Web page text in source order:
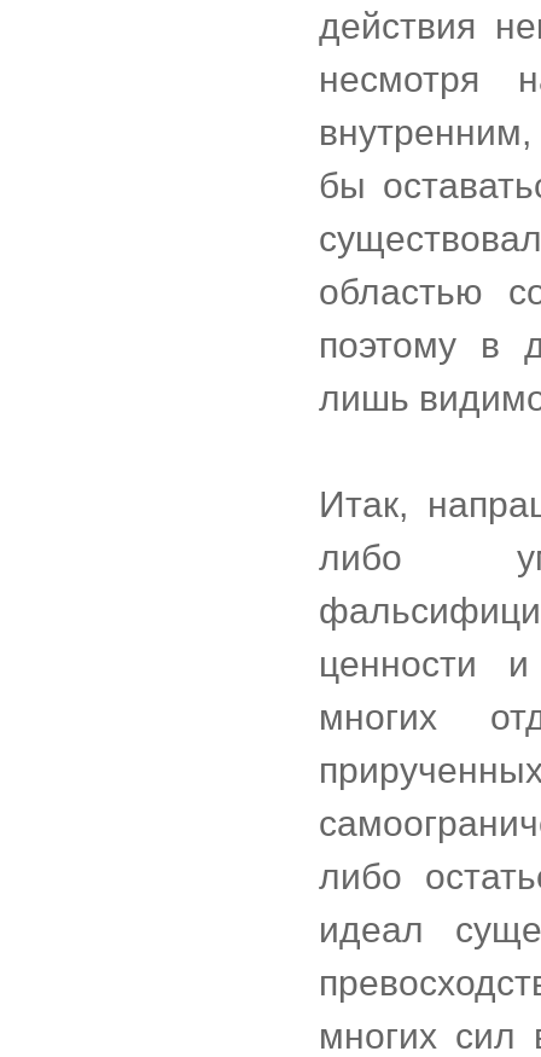
действия
несмотря
бы
областью
поэтому в
лишь
Итак,
либо
ценности
многих
либо
идеал
многих сил